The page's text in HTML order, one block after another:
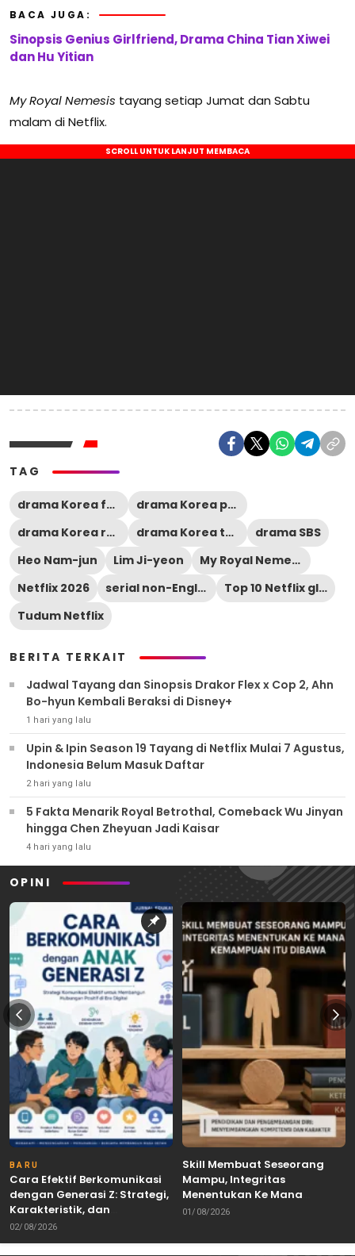
BACA JUGA:
Sinopsis Genius Girlfriend, Drama China Tian Xiwei
dan Hu Yitian
My Royal Nemesis tayang setiap Jumat dan Sabtu
malam di Netflix.
TAG
drama Korea fantasi
drama Korea populer
drama Korea romantis
drama Korea terbaru
drama SBS
Heo Nam-jun
Lim Ji-yeon
My Royal Nemesis
Netflix 2026
serial non-English Netflix
Top 10 Netflix global
Tudum Netflix
BERITA TERKAIT
Jadwal Tayang dan Sinopsis Drakor Flex x Cop 2, Ahn
Bo-hyun Kembali Beraksi di Disney+
1 hari yang lalu
Upin & Ipin Season 19 Tayang di Netflix Mulai 7 Agustus,
Indonesia Belum Masuk Daftar
2 hari yang lalu
5 Fakta Menarik Royal Betrothal, Comeback Wu Jinyan
hingga Chen Zheyuan Jadi Kaisar
4 hari yang lalu
OPINI
BARU
Cara Efektif Berkomunikasi
dengan Generasi Z: Strategi,
Karakteristik, dan
Tantangannya
02/08/2026
Skill Membuat Seseorang
Mampu, Integritas
Menentukan Ke Mana
Kemampuan Itu Dibawa
01/08/2026